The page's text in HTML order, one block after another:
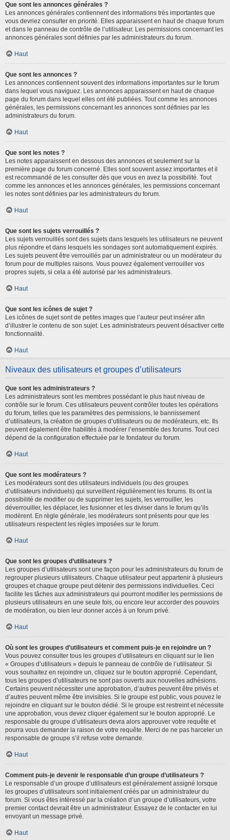
Que sont les annonces générales ?
Les annonces générales contiennent des informations très importantes que
vous devriez consulter en priorité. Elles apparaissent en haut de chaque forum
et dans le panneau de contrôle de l’utilisateur. Les permissions concernant les
annonces générales sont définies par les administrateurs du forum.
Haut
Que sont les annonces ?
Les annonces contiennent souvent des informations importantes sur le forum
dans lequel vous naviguez. Les annonces apparaissent en haut de chaque
page du forum dans lequel elles ont été publiées. Tout comme les annonces
générales, les permissions concernant les annonces sont définies par les
administrateurs du forum.
Haut
Que sont les notes ?
Les notes apparaissent en dessous des annonces et seulement sur la
première page du forum concerné. Elles sont souvent assez importantes et il
est recommandé de les consulter dès que vous en avez la possibilité. Tout
comme les annonces et les annonces générales, les permissions concernant
les notes sont définies par les administrateurs du forum.
Haut
Que sont les sujets verrouillés ?
Les sujets verrouillés sont des sujets dans lesquels les utilisateurs ne peuvent
plus répondre et dans lesquels les sondages sont automatiquement expirés.
Les sujets peuvent être verrouillés par un administrateur ou un modérateur du
forum pour de multiples raisons. Vous pouvez également verrouiller vos
propres sujets, si cela a été autorisé par les administrateurs.
Haut
Que sont les icônes de sujet ?
Les icônes de sujet sont de petites images que l’auteur peut insérer afin
d’illustrer le contenu de son sujet. Les administrateurs peuvent désactiver cette
fonctionnalité.
Haut
Niveaux des utilisateurs et groupes d’utilisateurs
Que sont les administrateurs ?
Les administrateurs sont les membres possédant le plus haut niveau de
contrôle sur le forum. Ces utilisateurs peuvent contrôler toutes les opérations
du forum, telles que les paramètres des permissions, le bannissement
d’utilisateurs, la création de groupes d’utilisateurs ou de modérateurs, etc. Ils
peuvent également être habilités à modérer l’ensemble des forums. Tout ceci
dépend de la configuration effectuée par le fondateur du forum.
Haut
Que sont les modérateurs ?
Les modérateurs sont des utilisateurs individuels (ou des groupes
d’utilisateurs individuels) qui surveillent régulièrement les forums. Ils ont la
possibilité de modifier ou de supprimer les sujets, les verrouiller, les
déverrouiller, les déplacer, les fusionner et les diviser dans le forum qu’ils
modèrent. En règle générale, les modérateurs sont présents pour que les
utilisateurs respectent les règles imposées sur le forum.
Haut
Que sont les groupes d’utilisateurs ?
Les groupes d’utilisateurs sont une façon pour les administrateurs du forum de
regrouper plusieurs utilisateurs. Chaque utilisateur peut appartenir à plusieurs
groupes et chaque groupe peut détenir des permissions individuelles. Ceci
facilite les tâches aux administrateurs qui pourront modifier les permissions de
plusieurs utilisateurs en une seule fois, ou encore leur accorder des pouvoirs
de modération, ou bien leur donner accès à un forum privé.
Haut
Où sont les groupes d’utilisateurs et comment puis-je en rejoindre un ?
Vous pouvez consulter tous les groupes d’utilisateurs en cliquant sur le lien
« Groupes d’utilisateurs » depuis le panneau de contrôle de l’utilisateur. Si
vous souhaitez en rejoindre un, cliquez sur le bouton approprié. Cependant,
tous les groupes d’utilisateurs ne sont pas ouverts aux nouvelles adhésions.
Certains peuvent nécessiter une approbation, d’autres peuvent être privés et
d’autres peuvent même être invisibles. Si le groupe est public, vous pouvez le
rejoindre en cliquant sur le bouton dédié. Si le groupe est restreint et nécessite
une approbation, vous devez cliquer également sur le bouton approprié. Le
responsable du groupe d’utilisateurs devra alors approuver votre requête et
pourra vous demander la raison de votre requête. Merci de ne pas harceler un
responsable de groupe s’il refuse votre demande.
Haut
Comment puis-je devenir le responsable d’un groupe d’utilisateurs ?
Le responsable d’un groupe d’utilisateurs est généralement assigné lorsque
les groupes d’utilisateurs sont initialement créés par un administrateur du
forum. Si vous êtes intéressé par la création d’un groupe d’utilisateurs, votre
premier contact devrait être un administrateur. Essayez de le contacter en lui
envoyant un message privé.
Haut